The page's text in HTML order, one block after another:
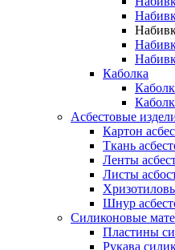
Каболка
Асбестовые
Картон
Ткань
Ленты
Листы
Шнур
Силиконовые
Пластины
Рукава